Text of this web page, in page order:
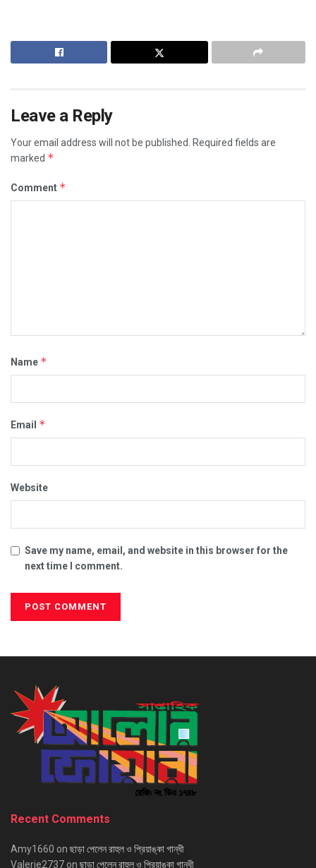
Leave a Reply
Your email address will not be published.
Required fields are
marked *
Comment *
Name *
Email *
Website
Save my name, email, and website in this browser for the
next time I comment.
Recent Comments
Amy1660 on ছাড়া পেলেন রাহুল ও প্রিয়াঙ্কা গান্ধী
Valerie2737 on ছাড়া পেলেন রাহুল ও প্রিয়াঙ্কা গান্ধী